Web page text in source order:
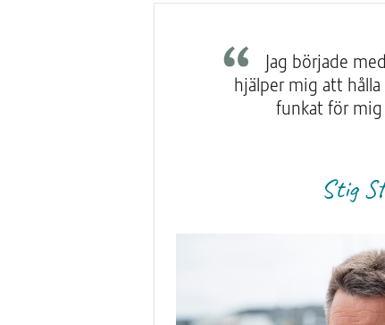
Jag började
hjälper mig att
funkat för mig
Stig